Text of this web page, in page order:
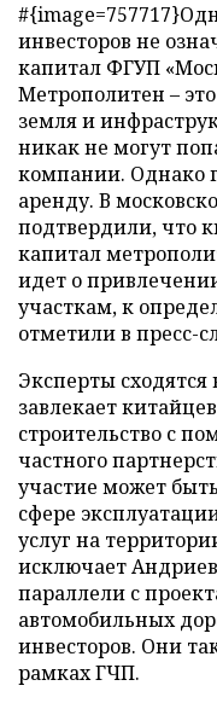
инвесторов не
капитал ФГУП
Метрополитен –
земля и
никак не могут
компании. Однако
аренду. В
подтвердили, что
капитал
идет о
участкам, к
отметили в пресс-
Эксперты
завлекает
строительство с
частного
участие может
сфере
услуг на
исключает
параллели с
автомобильных
инвесторов. Они
рамках ГЧП.